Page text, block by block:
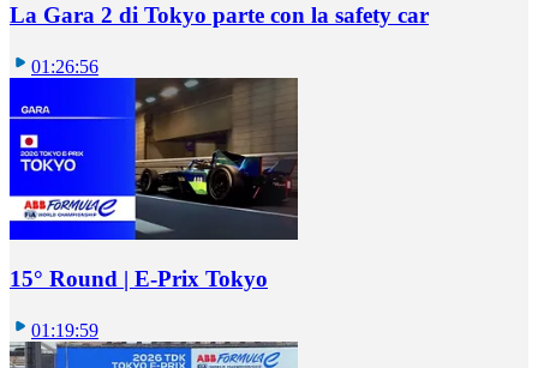
La Gara 2 di Tokyo parte con la safety car
01:26:56
15° Round | E-Prix Tokyo
01:19:59